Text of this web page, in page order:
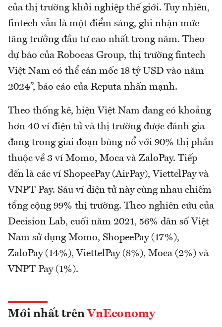
của thị trường khởi nghiệp thế giới. Tuy nhiên,
fintech vẫn là một điểm sáng, ghi nhận mức
tăng trưởng đầu tư cao nhất trong năm. Theo
dự báo của Robocas Group, thị trường fintech
Việt Nam có thể cán mốc 18 tỷ USD vào năm
2024”, báo cáo của Reputa nhấn mạnh.
Theo thống kê, hiện Việt Nam đang có khoảng
hơn 40 ví điện tử và thị trường được đánh gia
đang trong giai đoạn bùng nổ với 90% thị phần
thuộc về 3 ví Momo, Moca và ZaloPay. Tiếp
đến là các ví ShopeePay (AirPay), ViettelPay và
VNPT Pay. Sáu ví điện tử này cùng nhau chiếm
tổng cộng 99% thị trường. Theo nghiên cứu của
Decision Lab, cuối năm 2021, 56% dân số Việt
Nam sử dụng Momo, ShopeePay (17%),
ZaloPay (14%), ViettelPay (8%), Moca (2%) và
VNPT Pay (1%).
Mới nhất trên VnEconomy